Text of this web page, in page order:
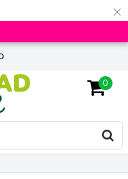
×
EXPERTS
OFFERTE AAN
0